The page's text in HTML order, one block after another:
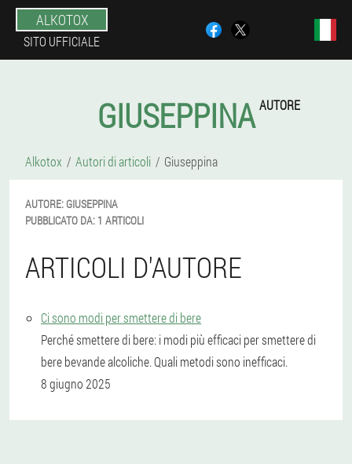
ALKOTOX
SITO UFFICIALE
GIUSEPPINA AUTORE
Alkotox Autori di articoli Giuseppina
AUTORE: GIUSEPPINA
PUBBLICATO DA: 1 ARTICOLI
ARTICOLI D'AUTORE
Ci sono modi per smettere di bere
Perché smettere di bere: i modi più efficaci per smettere di
bere bevande alcoliche. Quali metodi sono inefficaci.
8 giugno 2025